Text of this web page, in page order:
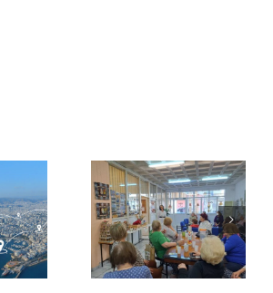
και
Γράψε
γράμμα
στον εαυτό
σου!